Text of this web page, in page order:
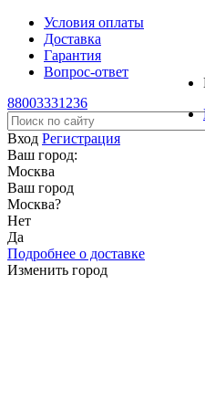
Условия оплаты
Доставка
Гарантия
Вопрос-ответ
88003331236
Вход Регистрация
Ваш город:
Москва
Ваш город
Москва?
Нет
Да
Подробнее о доставке
Изменить город